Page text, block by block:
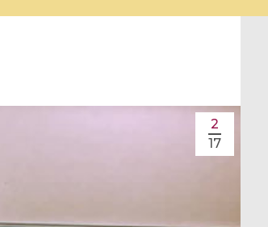
1 videos
Dimensions and Their
2
17